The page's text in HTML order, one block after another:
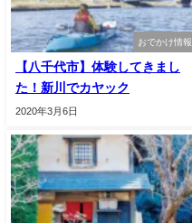
おでかけ情報
【八千代市】体験してきまし
た！新川でカヤック
2020年3月6日